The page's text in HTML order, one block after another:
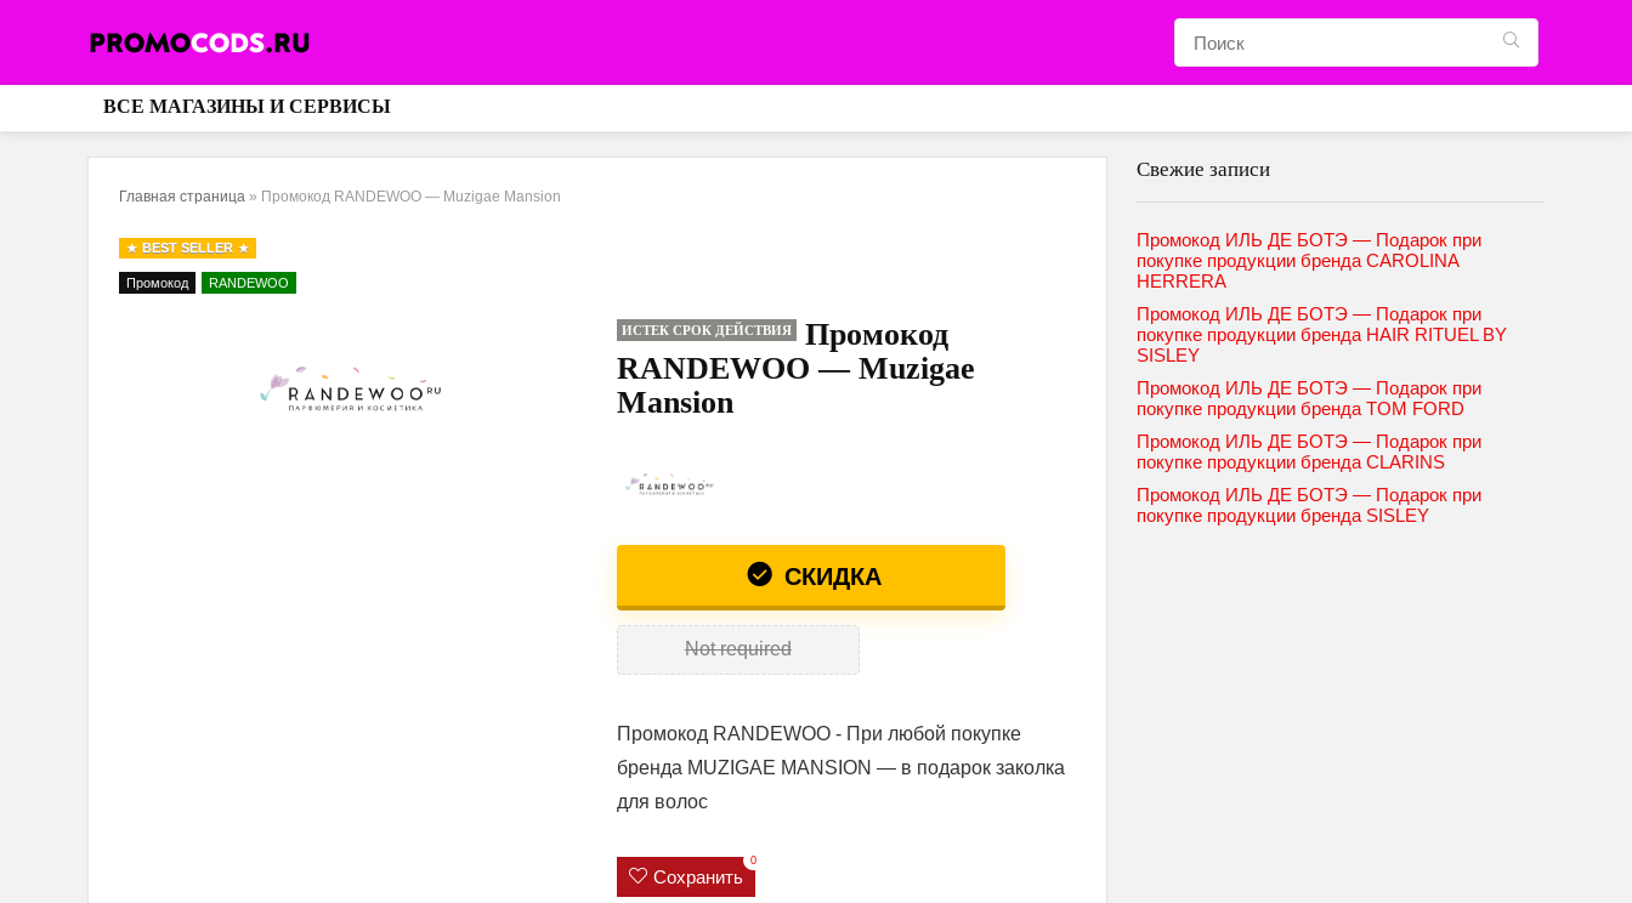
ВСЕ МАГАЗИНЫ И СЕРВИСЫ
Главная страница » Промокод RANDEWOO — Muzigae Mansion
BEST SELLER
Промокод RANDEWOO
ИСТЕК СРОК ДЕЙСТВИЯ
Промокод
RANDEWOO — Muzigae
Mansion
СКИДКА
Not required
Промокод RANDEWOO - При любой покупке
бренда MUZIGAE MANSION — в подарок заколка
для волос
Сохранить
0
Свежие записи
Промокод ИЛЬ ДЕ БОТЭ — Подарок при
покупке продукции бренда CAROLINA
HERRERA
Промокод ИЛЬ ДЕ БОТЭ — Подарок при
покупке продукции бренда HAIR RITUEL BY
SISLEY
Промокод ИЛЬ ДЕ БОТЭ — Подарок при
покупке продукции бренда TOM FORD
Промокод ИЛЬ ДЕ БОТЭ — Подарок при
покупке продукции бренда CLARINS
Промокод ИЛЬ ДЕ БОТЭ — Подарок при
покупке продукции бренда SISLEY